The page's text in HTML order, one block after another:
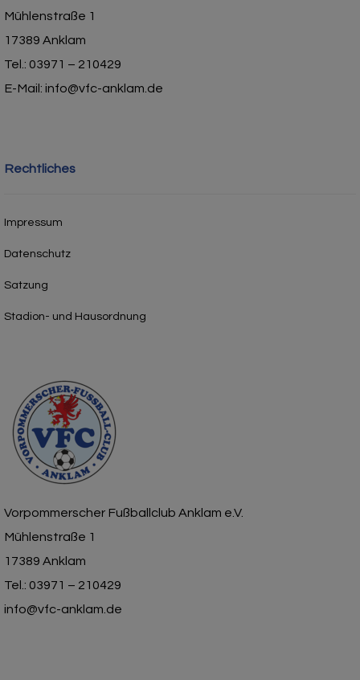
Mühlenstraße 1
17389 Anklam
Tel.: 03971 – 210429
E-Mail: info@vfc-anklam.de
Rechtliches
Impressum
Datenschutz
Satzung
Stadion- und Hausordnung
Vorpommerscher Fußballclub Anklam e.V.
Mühlenstraße 1
17389 Anklam
Tel.: 03971 – 210429
info@vfc-anklam.de